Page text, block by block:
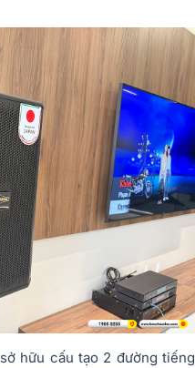
sở hữu cấu tạo 2 đường tiếng